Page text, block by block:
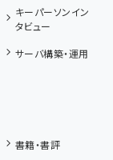
キーパーソンイン
タビュー
サーバ構築・運用
書籍・書評